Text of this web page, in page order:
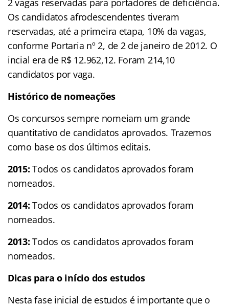
2 vagas reservadas para portadores de deficiência.
Os candidatos afrodescendentes tiveram
reservadas, até a primeira etapa, 10% da vagas,
conforme Portaria nº 2, de 2 de janeiro de 2012. O
incial era de R$ 12.962,12. Foram 214,10
candidatos por vaga.
Histórico de nomeações
Os concursos sempre nomeiam um grande
quantitativo de candidatos aprovados. Trazemos
como base os dos últimos editais.
2015:Todos os candidatos aprovados foram
nomeados.
2014: Todos os candidatos aprovados foram
nomeados.
2013: Todos os candidatos aprovados foram
nomeados.
Dicas para o início dos estudos
Nesta fase inicial de estudos é importante que o